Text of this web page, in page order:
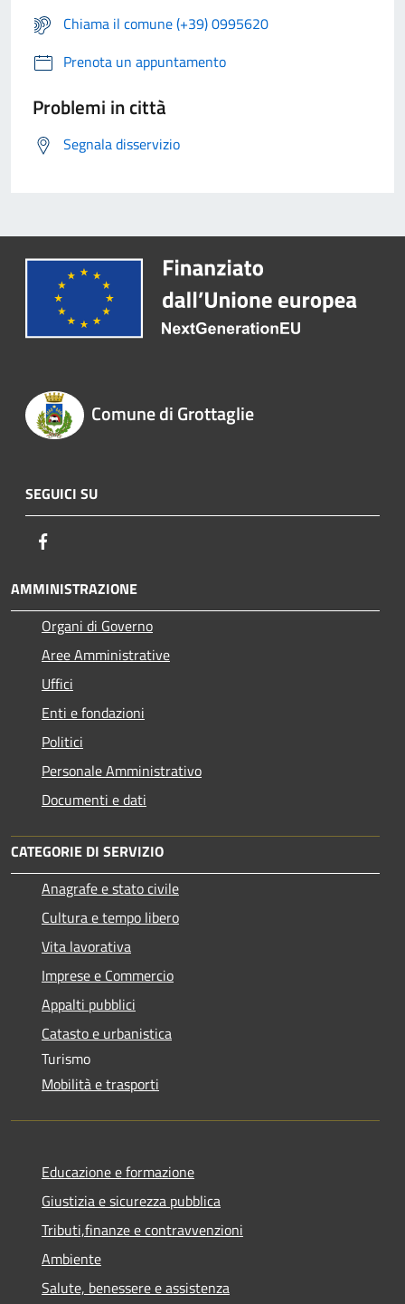
Chiama il comune (+39) 0995620
Prenota un appuntamento
Problemi in città
Segnala disservizio
Comune di Grottaglie
SEGUICI SU
AMMINISTRAZIONE
Organi di Governo
Aree Amministrative
Uffici
Enti e fondazioni
Politici
Personale Amministrativo
Documenti e dati
CATEGORIE DI SERVIZIO
Anagrafe e stato civile
Cultura e tempo libero
Vita lavorativa
Imprese e Commercio
Appalti pubblici
Catasto e urbanistica
Turismo
Mobilità e trasporti
Educazione e formazione
Giustizia e sicurezza pubblica
Tributi,finanze e contravvenzioni
Ambiente
Salute, benessere e assistenza